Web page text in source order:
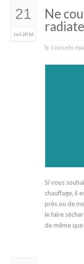
21
Juil 2016
Ne
Conseils
Si vous
chauffage, il
près ou de
le faire
de même